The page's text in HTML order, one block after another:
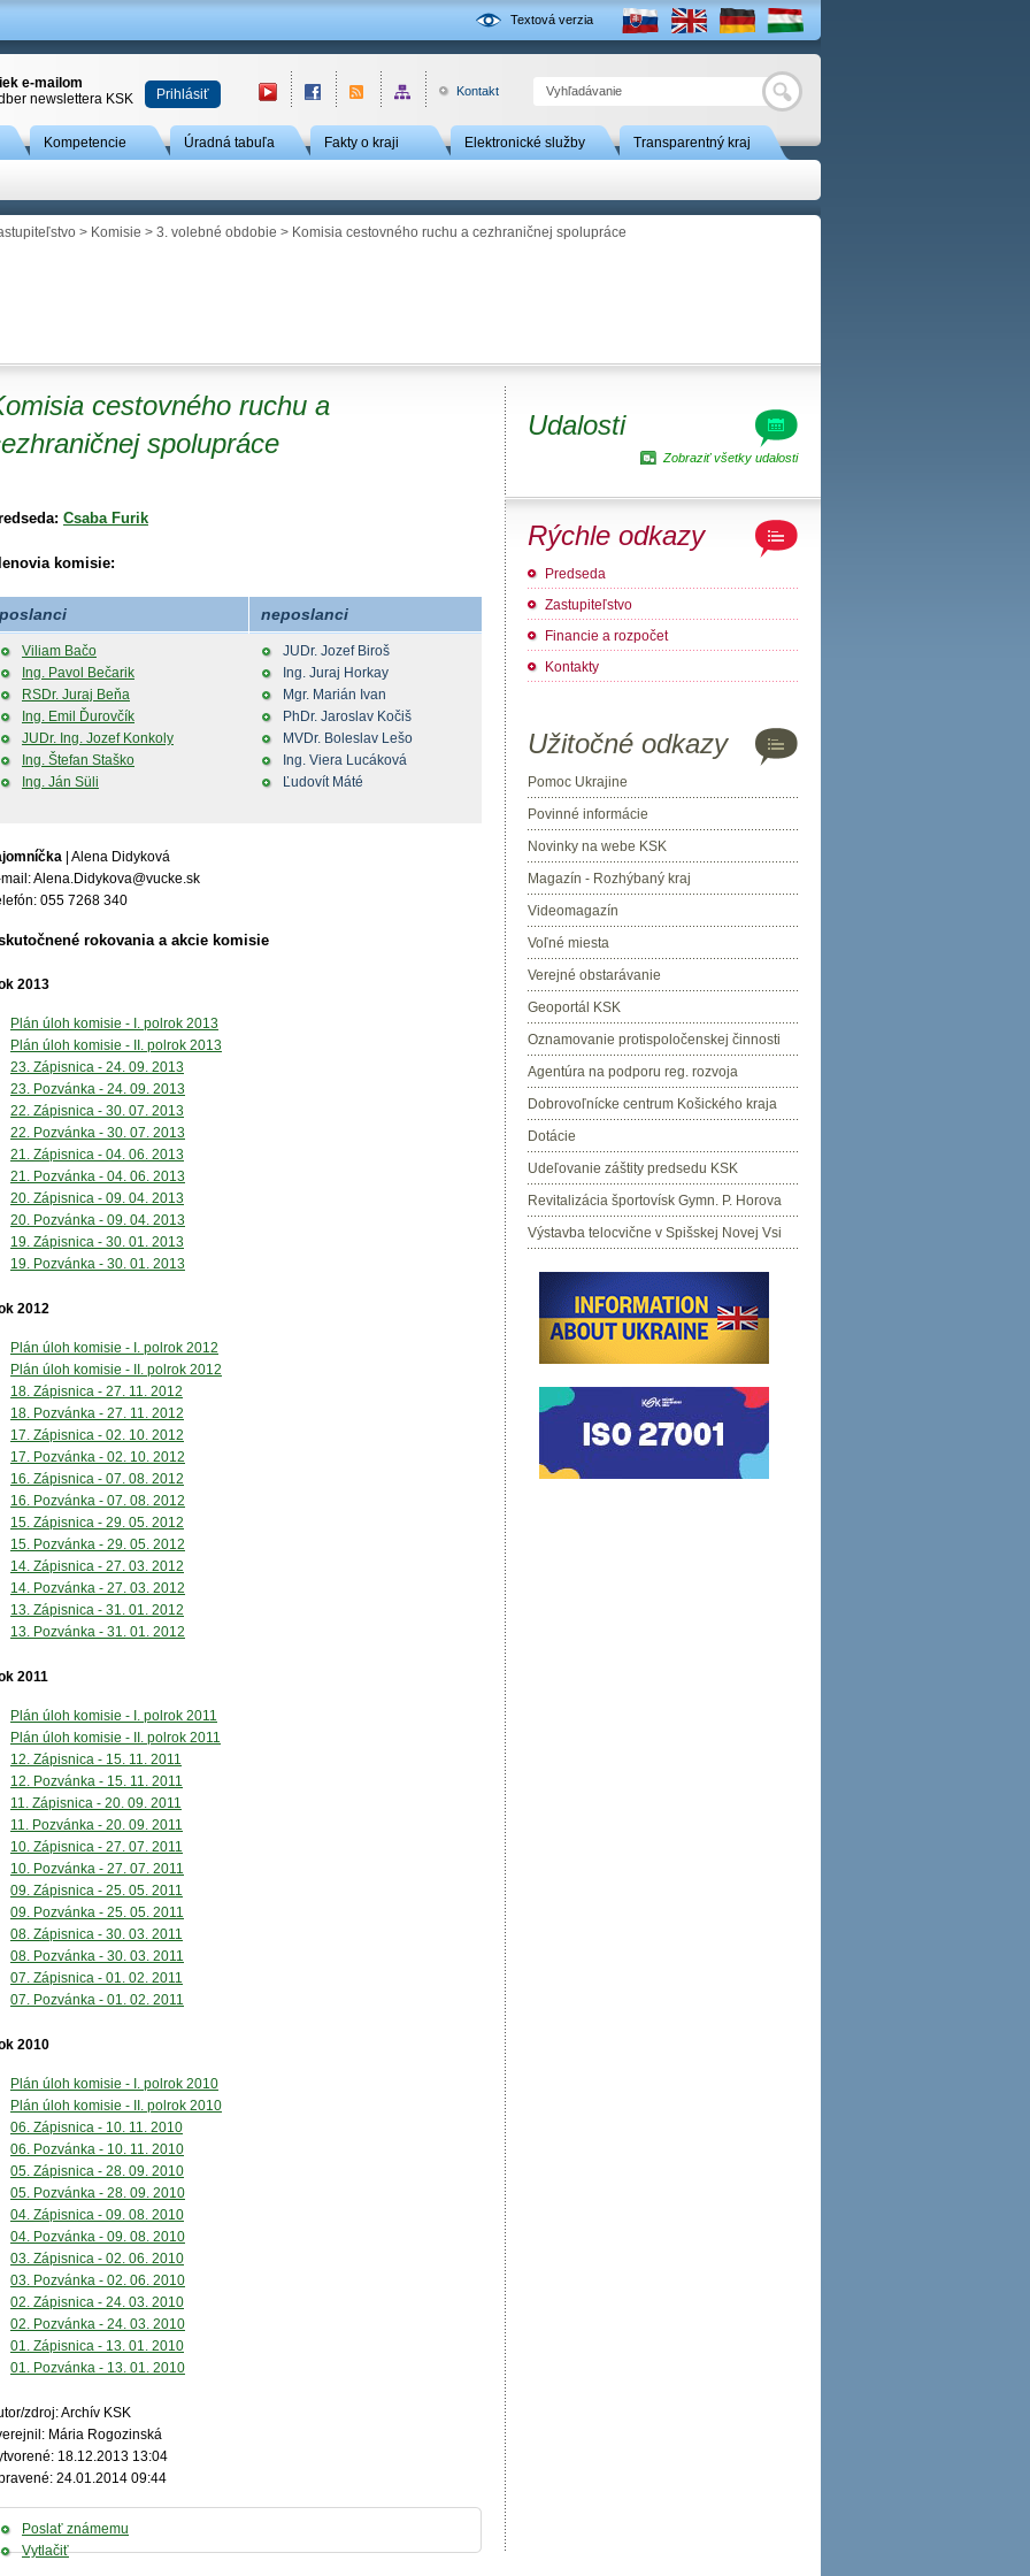
Textová verzia
Hľadať
e-mailom
newslettera KSK
Prihlásiť Kontakt
Kompetencie Úradná tabuľa Fakty o kraji Elektronické služby Transparentný kraj
> Komisie > 3. volebné obdobie > Komisia cestovného ruchu a cezhraničnej spolupráce
cestovného ruchu a
spolupráce
Csaba Furik
komisie:
poslanci neposlanci
Viliam Bačo
Ing. Pavol Bečarik
RSDr. Juraj Beňa
Ing. Emil Ďurovčík
JUDr. Ing. Jozef Konkoly
Ing. Štefan Staško
Ing. Ján Süli
JUDr. Jozef Biroš
Ing. Juraj Horkay
Mgr. Marián Ivan
PhDr. Jaroslav Kočiš
MVDr. Boleslav Lešo
Ing. Viera Lucáková
Ľudovít Máté
| Alena Didyková
Alena.Didykova@vucke.sk
055 7268 340
rokovania a akcie komisie
2013
Plán úloh komisie - I. polrok 2013
Plán úloh komisie - II. polrok 2013
23. Zápisnica - 24. 09. 2013
23. Pozvánka - 24. 09. 2013
22. Zápisnica - 30. 07. 2013
22. Pozvánka - 30. 07. 2013
21. Zápisnica - 04. 06. 2013
21. Pozvánka - 04. 06. 2013
20. Zápisnica - 09. 04. 2013
20. Pozvánka - 09. 04. 2013
19. Zápisnica - 30. 01. 2013
19. Pozvánka - 30. 01. 2013
2012
Plán úloh komisie - I. polrok 2012
Plán úloh komisie - II. polrok 2012
18. Zápisnica - 27. 11. 2012
18. Pozvánka - 27. 11. 2012
17. Zápisnica - 02. 10. 2012
17. Pozvánka - 02. 10. 2012
16. Zápisnica - 07. 08. 2012
16. Pozvánka - 07. 08. 2012
15. Zápisnica - 29. 05. 2012
15. Pozvánka - 29. 05. 2012
14. Zápisnica - 27. 03. 2012
14. Pozvánka - 27. 03. 2012
13. Zápisnica - 31. 01. 2012
13. Pozvánka - 31. 01. 2012
2011
Plán úloh komisie - I. polrok 2011
Plán úloh komisie - II. polrok 2011
12. Zápisnica - 15. 11. 2011
12. Pozvánka - 15. 11. 2011
11. Zápisnica - 20. 09. 2011
11. Pozvánka - 20. 09. 2011
10. Zápisnica - 27. 07. 2011
10. Pozvánka - 27. 07. 2011
09. Zápisnica - 25. 05. 2011
09. Pozvánka - 25. 05. 2011
08. Zápisnica - 30. 03. 2011
08. Pozvánka - 30. 03. 2011
07. Zápisnica - 01. 02. 2011
07. Pozvánka - 01. 02. 2011
2010
Plán úloh komisie - I. polrok 2010
Plán úloh komisie - II. polrok 2010
06. Zápisnica - 10. 11. 2010
06. Pozvánka - 10. 11. 2010
05. Zápisnica - 28. 09. 2010
05. Pozvánka - 28. 09. 2010
04. Zápisnica - 09. 08. 2010
04. Pozvánka - 09. 08. 2010
03. Zápisnica - 02. 06. 2010
03. Pozvánka - 02. 06. 2010
02. Zápisnica - 24. 03. 2010
02. Pozvánka - 24. 03. 2010
01. Zápisnica - 13. 01. 2010
01. Pozvánka - 13. 01. 2010
zdroj: Archív KSK
Mária Rogozinská
18.12.2013 13:04
24.01.2014 09:44
Poslať známemu
Vytlačiť
Udalosti
Zobraziť všetky udalosti
Rýchle odkazy
Predseda
Zastupiteľstvo
Financie a rozpočet
Kontakty
Užitočné odkazy
Pomoc Ukrajine
Povinné informácie
Novinky na webe KSK
Magazín - Rozhýbaný kraj
Videomagazín
Voľné miesta
Verejné obstarávanie
Geoportál KSK
Oznamovanie protispoločenskej činnosti
Agentúra na podporu reg. rozvoja
Dobrovoľnícke centrum Košického kraja
Dotácie
Udeľovanie záštity predsedu KSK
Revitalizácia športovísk Gymn. P. Horova
Výstavba telocvične v Spišskej Novej Vsi